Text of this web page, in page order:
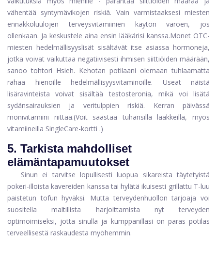
vähentää syntymävikojen riskiä. Vain varmistaaksesi miesten
ennakkoluulojen terveysvitamiinien käytön varoen, jos
ollenkaan. Ja keskustele aina ensin lääkärisi kanssa.Monet OTC-
miesten hedelmällisyyslisät sisältävät itse asiassa hormoneja,
jotka voivat vaikuttaa negatiivisesti ihmisen siittiöiden määrään,
sanoo tohtori Hsieh. Kehotan potilaani olemaan tuhlaamatta
rahaa hienoille hedelmällisyysvitaminoille. Useat näistä
lisäravinteista voivat sisältää testosteronia, mikä voi lisätä
sydänsairauksien ja veritulppien riskiä. Kerran päivässä
monivitamiini riittää.(Voit säästää tuhansilla lääkkeillä, myös
vitamiineilla SingleCare-kortti .)
5. Tarkista mahdolliset
elämäntapamuutokset
Sinun ei tarvitse lopullisesti luopua sikareista täytetyistä
pokeri-illoista kavereiden kanssa tai hylätä ikuisesti grillattu T-luu
paistetun tofun hyväksi. Mutta terveydenhuollon tarjoaja voi
suositella maltillista harjoittamista nyt terveyden
optimoimiseksi, jotta sinulla ja kumppanillasi on paras potilas
terveellisestä raskaudesta myöhemmin.